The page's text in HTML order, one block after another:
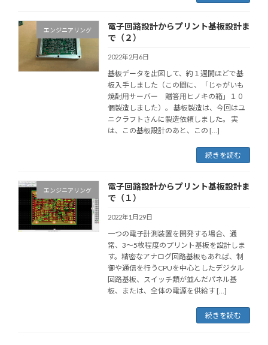
エンジニアリング
電子回路設計からプリント基板設計ま
で（２）
2022年2月6日
基板データを出図して、約１週間ほどで基
板入手しました（この間に、「じゃがいも
焼酎用サーバー 贈答用ヒノキの箱」１０
個製造しました）。 基板製造は、今回はユ
ニクラフトさんに製造依頼しました。 実
は、この基板設計のあと、この […]
続きを読む
エンジニアリング
電子回路設計からプリント基板設計ま
で（１）
2022年1月29日
一つの電子計測装置を開発する場合、通
常、3～5枚程度のプリント基板を設計しま
す。精密なアナログ回路基板もあれば、制
御や通信を行うCPUを中心としたデジタル
回路基板、スイッチ類が並んだパネル基
板、または、全体の電源を供給す […]
続きを読む